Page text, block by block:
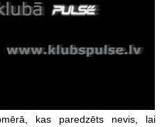
kas paredzēts nevis, lai